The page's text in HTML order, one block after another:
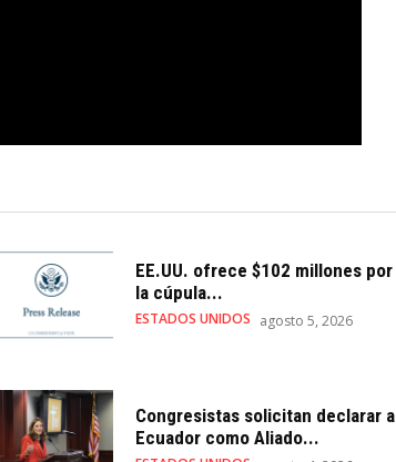
EE.UU. ofrece $102 millones por
la cúpula...
ESTADOS UNIDOS agosto 5, 2026
Congresistas solicitan declarar a
Ecuador como Aliado...